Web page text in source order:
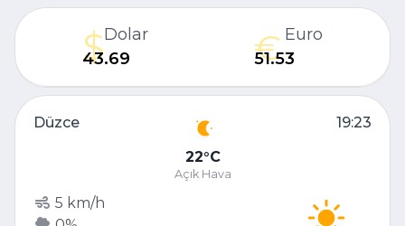
Dolar
43.69
Euro
51.53
Düzce
19:23
22 C
Açık Hava
5 km/h